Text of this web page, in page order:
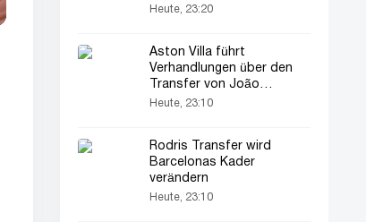
sechsten Spiel in Folge
Heute, 23:20
Aston Villa führt
Verhandlungen über den
Transfer von João
Palhinha
Heute, 23:10
Rodris Transfer wird
Barcelonas Kader
verändern
Heute, 23:10